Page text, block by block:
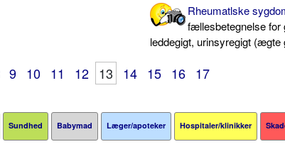
Rheumatlske
fællesbetegnelse for
leddegigt, urinsyregigt (ægte
9 10 11 12 13 14 15 16 17
Sundhed Babymad Læger/apoteker Hospitaler/klinikker